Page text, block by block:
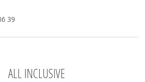
39
ALL INCLUSIVE